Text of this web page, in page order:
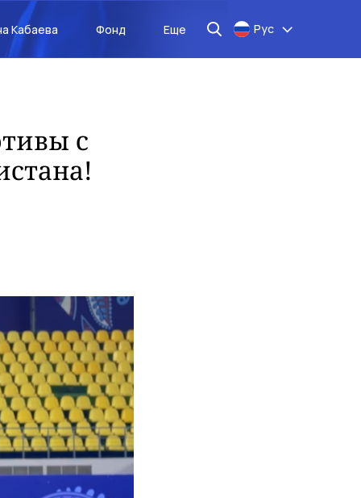
Кабаева Фонд Еще Рус
с